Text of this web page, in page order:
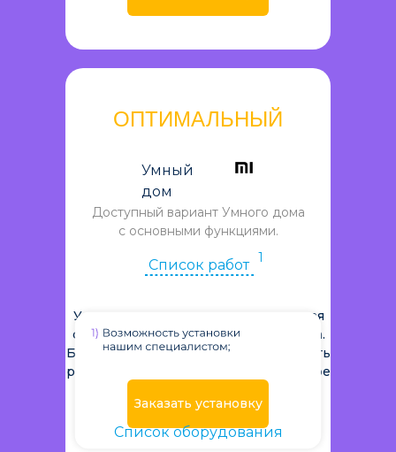
ОПТИМАЛЬНЫЙ
Доступный вариант Умного дома
с основными функциями.
Управление освещением и охранная
функция. Самостоятельная установка.
Беспроводное решение. Возможность
расширения функционала. Бесплатное
Список оборудования
Список работ 1
Умный
дом
Заказать установку